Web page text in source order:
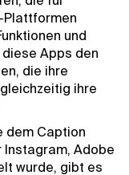
Plattformen
und
Apps den
die ihre
ihre
dem Caption
Instagram, Adobe
wurde, gibt es